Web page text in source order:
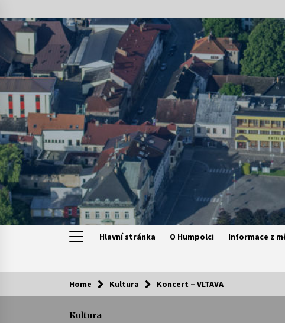
to
content
Hlavní stránka O Humpolci Informace z
Kam za kulturou?
Home Kultura Koncert – VLTAVA
Kultura